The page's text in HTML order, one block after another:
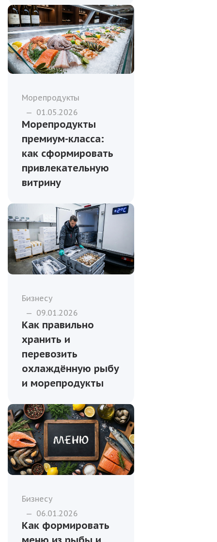
Морепродукты
— 01.05.2026
Морепродукты
премиум-класса:
как сформировать
привлекательную
витрину
Бизнесу
— 09.01.2026
Как правильно
хранить и
перевозить
охлаждённую рыбу
и морепродукты
Бизнесу
— 06.01.2026
Как формировать